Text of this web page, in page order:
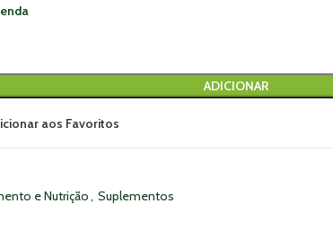
ADICIONAR
aos Favoritos
e Nutrição, Suplementos